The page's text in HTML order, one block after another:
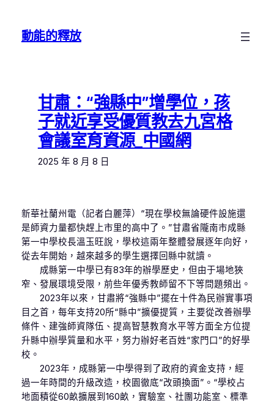
動能的釋放
甘肅：“強縣中”增學位，孩
子就近享受優質教去九宮格
會議室育資源_中國網
2025 年 8 月 8 日
新華社蘭州電（記者白麗萍）“現在學校無論硬件設施還
是師資力量都快趕上市里的高中了。”甘肅省隴南市成縣
第一中學校長溫玉旺說，學校這兩年整體發展逐年向好，
從去年開始，越來越多的學生選擇回縣中就讀。
成縣第一中學已有83年的辦學歷史，但由于場地狹
窄、發展環境受限，前些年優秀教師留不下等問題頻出。
2023年以來，甘肅將“強縣中”擺在十件為民辦實事項
目之首，每年支持20所“縣中”擴優提質，主要從改善辦學
條件、建強師資隊伍、提高智慧教育水平等方面全方位提
升縣中辦學質量和水平，努力辦好老百姓“家門口”的好學
校。
2023年，成縣第一中學得到了政府的資金支持，經
過一年時間的升級改造，校園徹底“改頭換面”。“學校占
地面積從60畝擴展到160畝，實驗室、社團功能室、標準